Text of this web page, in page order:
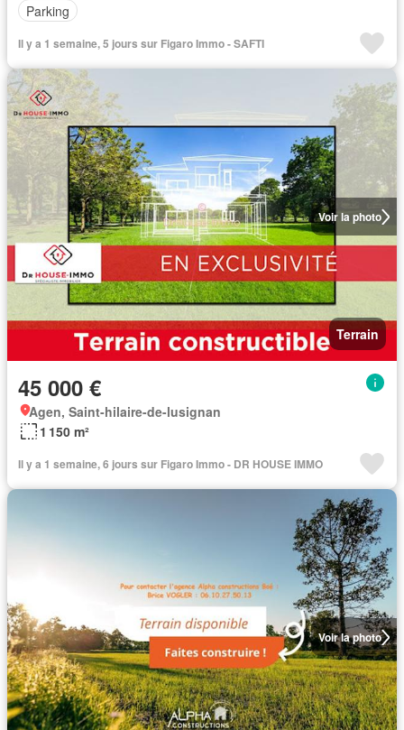
Parking
Il y a 1 semaine, 5 jours sur Figaro Immo - SAFTI
Voir la photo
Terrain
45 000 €
Agen, Saint-hilaire-de-lusignan
1 150 m²
Il y a 1 semaine, 6 jours sur Figaro Immo - DR HOUSE IMMO
Voir la photo